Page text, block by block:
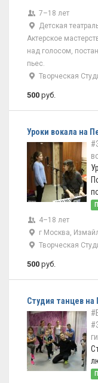
7–18 лет
Детская
Актерское
над голосом,
пьес.
Творческая
500 руб.
Уроки вокала на
4–18 лет
г Москва,
Творческая
500 руб.
Студия танцев